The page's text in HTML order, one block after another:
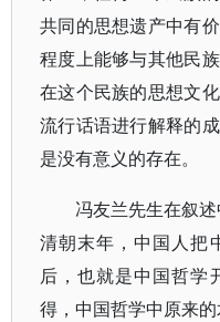
共同的思想遗产中有
程度上能够与其他民
在这个民族的思想文
流行话语进行解释的
是没有意义的存在。
冯友兰先生在叙
清朝末年，中国人把
后，也就是中国哲学
得，中国哲学中原来